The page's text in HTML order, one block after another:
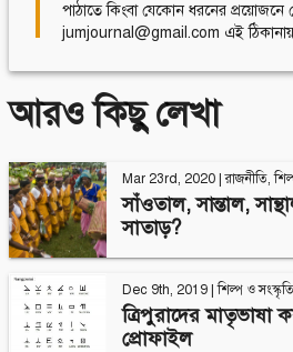
পাঠাতে কিংবা যেকোন ধরনের
jumjournal@gmail.com এই
আরও কিছু লেখা
Mar 23rd, 2020 |রাজনীতি ,
সাঁওতাল, সান্তাল,
সাতাড়?
Dec 9th, 2019 |শিল্প ও সংস্কৃতি
ত্রিপুরাদের মাতৃভাষা
প্রোফাইল